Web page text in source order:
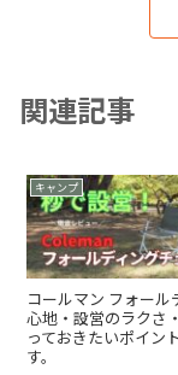
関連記事
キャンプ
コールマン フォー
心地・設営のラクさ
っておきたいポイン
す。